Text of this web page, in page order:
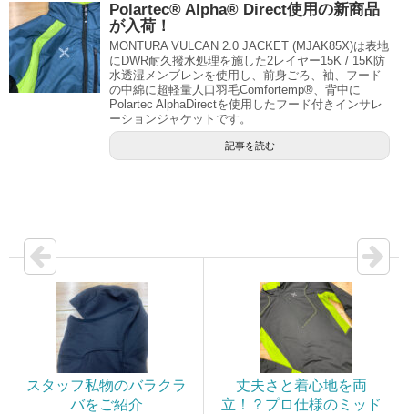
Polartec® Alpha® Direct使用の新商品
が入荷！
MONTURA VULCAN 2.0 JACKET (MJAK85X)は表地
にDWR耐久撥水処理を施した2レイヤー15K / 15K防
水透湿メンブレンを使用し、前身ごろ、袖、フード
の中綿に超軽量人口羽毛Comfortemp®、背中に
Polartec AlphaDirectを使用したフード付きインサレ
ーションジャケットです。
記事を読む
スタッフ私物のバラクラ
バをご紹介
丈夫さと着心地を両
立！？プロ仕様のミッド